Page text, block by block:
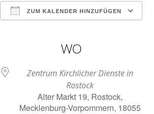
ZUM KALENDER HINZUFÜGEN
WO
Zentrum Kirchlicher Dienste in
Rostock
Alter Markt 19, Rostock,
Mecklenburg-Vorpommern, 18055